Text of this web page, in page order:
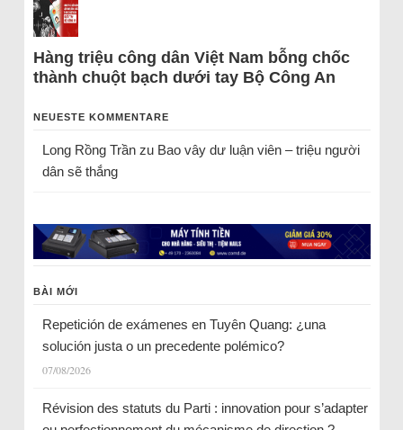
Hàng triệu công dân Việt Nam bỗng chốc
thành chuột bạch dưới tay Bộ Công An
NEUESTE KOMMENTARE
Long Rồng Trầnzu Bao vây dư luận viên – triệu người
dân sẽ thắng
BÀI MỚI
Repetición de exámenes en Tuyên Quang: ¿una
solución justa o un precedente polémico?
07/08/2026
Révision des statuts du Parti : innovation pour s’adapter